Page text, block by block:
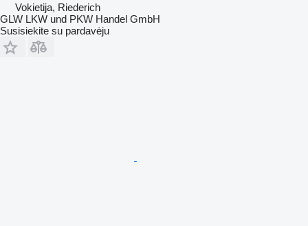
Vokietija, Riederich
GLW LKW und PKW Handel GmbH
Susisiekite su pardavėju